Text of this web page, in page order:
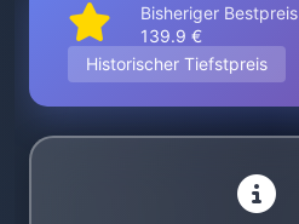
Bisheriger Bestpreis
139.9 €
Historischer Tiefstpreis